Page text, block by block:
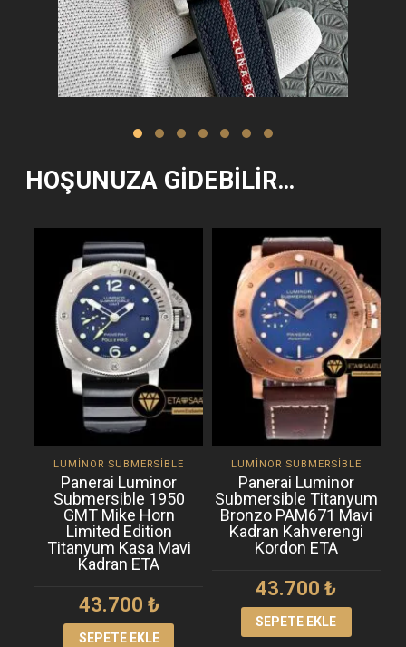
HOŞUNUZA GIDEBILIR…
LUMINOR SUBMERSIBLE
Panerai Luminor
Submersible 1950
GMT Mike Horn
Limited Edition
Titanyum Kasa Mavi
Kadran ETA
43.700 ₺
SEPETE EKLE
LUMINOR SUBMERSIBLE
Panerai Luminor
Submersible Titanyum
Bronzo PAM671 Mavi
Kadran Kahverengi
Kordon ETA
43.700₺
SEPETE EKLE